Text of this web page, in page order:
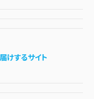
けするサイト